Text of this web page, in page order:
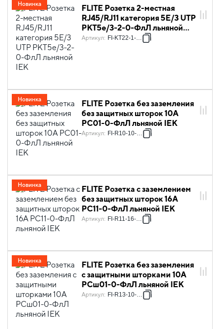
FLITE Розетка 2-местная
RJ45/RJ11 категория 5Е/3 UTP
РКТ5е/3-2-0-ФлЛ льняной
IEK
Артикул: FI-KT22-1-K88
Новинка
FLITE Розетка без заземления
без защитных шторок 10А
РС01-0-ФлЛ льняной IEK
Артикул: FI-R10-10-K88
Новинка
FLITE Розетка с заземлением
без защитных шторок 16А
РС11-0-ФлЛ льняной IEK
Артикул: FI-R11-16-K88
Новинка
FLITE Розетка без заземления
с защитными шторками 10А
РСш01-0-ФлЛ льняной IEK
Артикул: FI-R13-10-K88
Новинка